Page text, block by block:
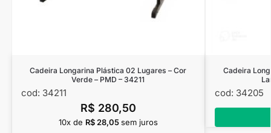
Cadeira Longarina Plástica 02 Lugares – Cor
Verde – PMD – 34211
cod: 34211
R$ 280,50
10x de R$28,05 sem juros
Cadeira
cod: 34205